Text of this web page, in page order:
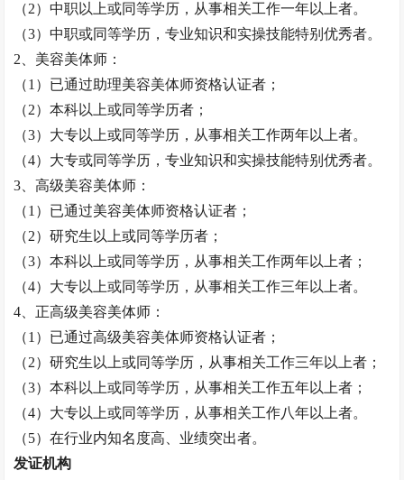
（2）中职以上或同等学历，从事相关工作一年以上者。
（3）中职或同等学历，专业知识和实操技能特别优秀者。
2、 美容美体师 ：
（1）已通过助理美容美体师资格认证者；
（2）本科以上或同等学历者；
（3）大专以上或同等学历，从事相关工作两年以上者。
（4）大专或同等学历，专业知识和实操技能特别优秀者。
3、高级美容美体师 ：
（1）已通过美容美体师资格认证者；
（2）研究生以上或同等学历者；
（3）本科以上或同等学历，从事相关工作两年以上者；
（4）大专以上或同等学历，从事相关工作三年以上者。
4、正高级美容美体师 ：
（1）已通过高级美容美体师资格认证者；
（2）研究生以上或同等学历，从事相关工作三年以上者；
（3）本科以上或同等学历，从事相关工作五年以上者；
（4）大专以上或同等学历，从事相关工作八年以上者。
（5）在行业内知名度高、业绩突出者。
发证机构